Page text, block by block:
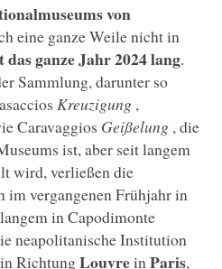
von
eine ganze Weile nicht in
das ganze Jahr 2024 lang.
Sammlung, darunter so
Kreuzigung ,
Caravaggios Geißelung , die
ist, aber seit langem
wird, verließen die
vergangenen Frühjahr in
in Capodimonte
neapolitanische Institution
RichtungLouvrein Paris,